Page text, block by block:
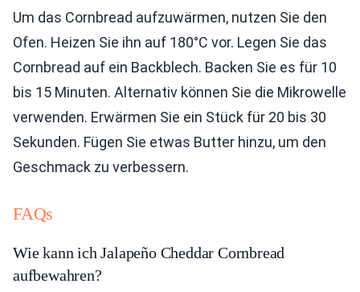
Um das Cornbread aufzuwärmen, nutzen Sie den
Ofen. Heizen Sie ihn auf 180°C vor. Legen Sie das
Cornbread auf ein Backblech. Backen Sie es für 10
bis 15 Minuten. Alternativ können Sie die Mikrowelle
verwenden. Erwärmen Sie ein Stück für 20 bis 30
Sekunden. Fügen Sie etwas Butter hinzu, um den
Geschmack zu verbessern.
FAQs
Wie kann ich Jalapeño Cheddar Cornbread
aufbewahren?